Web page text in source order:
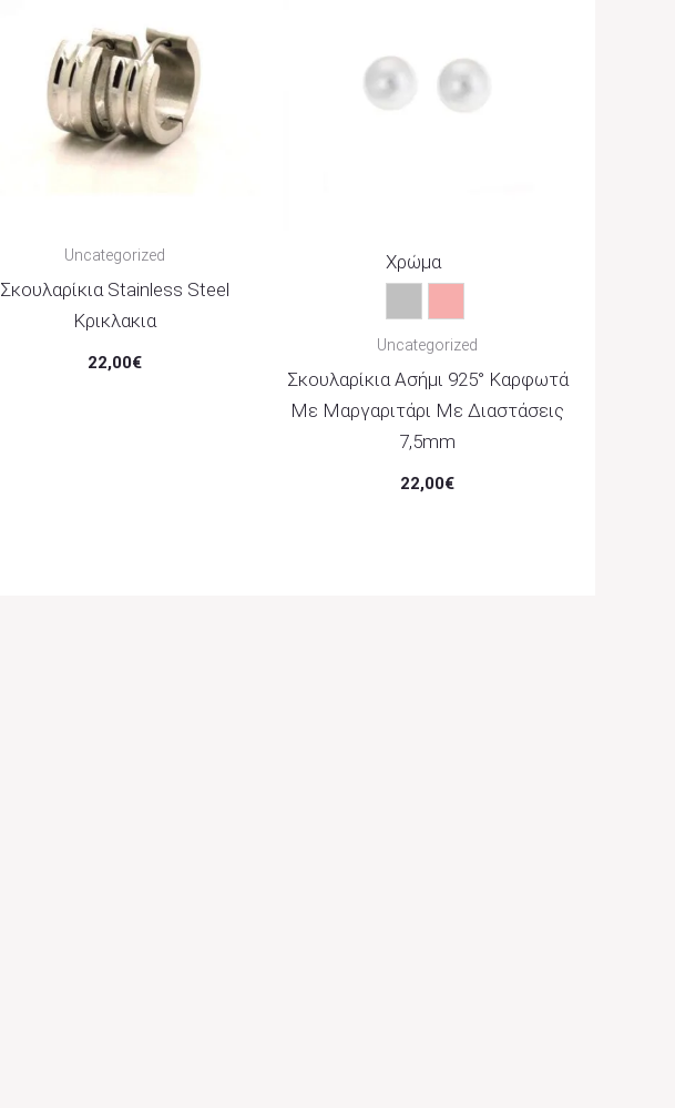
Uncategorized
Σκουλαρίκια Stainless Steel
Κρικλακια
22,00€
Χρώμα
ΑσημίΡοζ
Uncategorized
Σκουλαρίκια Ασήμι 925° Καρφωτά
Με Μαργαριτάρι Με Διαστάσεις
7,5mm
22,00€